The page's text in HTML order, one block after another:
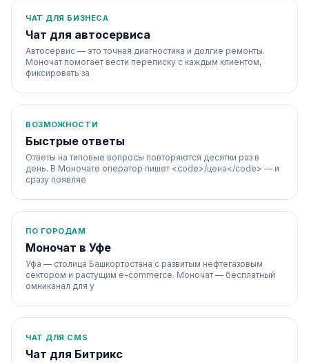
ЧАТ ДЛЯ БИЗНЕСА
Чат для автосервиса
Автосервис — это точная диагностика и долгие ремонты.
Моночат помогает вести переписку с каждым клиентом,
фиксировать за
ВОЗМОЖНОСТИ
Быстрые ответы
Ответы на типовые вопросы повторяются десятки раз в
день. В Моночате оператор пишет <code>/цена</code> — и
сразу появляе
ПО ГОРОДАМ
Моночат в Уфе
Уфа — столица Башкортостана с развитым нефтегазовым
сектором и растущим e-commerce. Моночат — бесплатный
омниканал для у
ЧАТ ДЛЯ CMS
Чат для Битрикс